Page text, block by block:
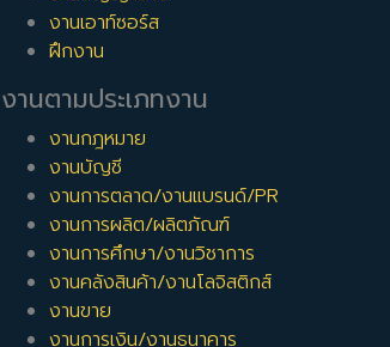
งานเอาท์ซอร์ส
ฝึกงาน
งานตามประเภทงาน
งานกฎหมาย
งานบัญชี
งานการตลาด/งานแบรนด์/PR
งานการผลิต/ผลิตภัณฑ์
งานการศึกษา/งานวิชาการ
งานคลังสินค้า/งานโลจิสติกส์
งานขาย
งานการเงิน/งานธนาคาร